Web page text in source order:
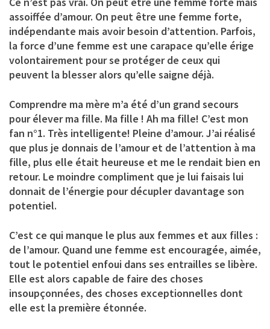
assoiffée d’amour. On peut être une femme forte,
indépendante mais avoir besoin d’attention. Parfois,
la force d’une femme est une carapace qu’elle érige
volontairement pour se protéger de ceux qui
peuvent la blesser alors qu’elle saigne déjà.
Comprendre ma mère m’a été d’un grand secours
pour élever ma fille. Ma fille ! Ah ma fille! C’est mon
fan n°1. Très intelligente! Pleine d’amour. J’ai réalisé
que plus je donnais de l’amour et de l’attention à ma
fille, plus elle était heureuse et me le rendait bien en
retour. Le moindre compliment que je lui faisais lui
donnait de l’énergie pour décupler davantage son
potentiel.
C’est ce qui manque le plus aux femmes et aux filles :
de l’amour. Quand une femme est encouragée, aimée,
tout le potentiel enfoui dans ses entrailles se libère.
Elle est alors capable de faire des choses
insoupçonnées, des choses exceptionnelles dont
elle est la première étonnée.